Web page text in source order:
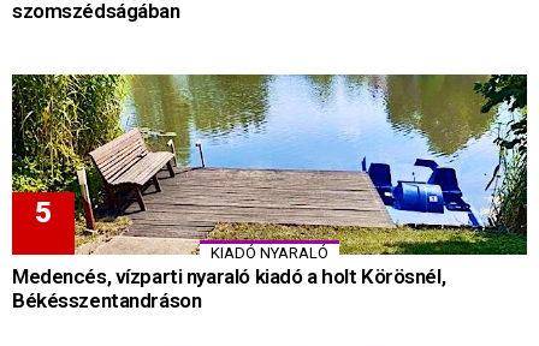
szomszédságában
KIADÓ NYARALÓ
Medencés, vízparti nyaraló kiadó a holt Körösnél,
Békésszentandráson